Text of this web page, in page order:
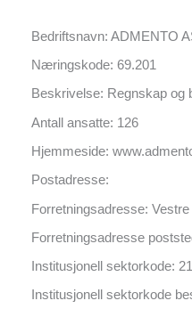
Bedriftsnavn: ADMENTO
Næringskode: 69.201
Beskrivelse: Regnskap og
Antall ansatte: 126
Hjemmeside:
Postadresse:
Forretningsadresse:
Forretningsadresse
Institusjonell sektorkode:
Institusjonell sektorkode